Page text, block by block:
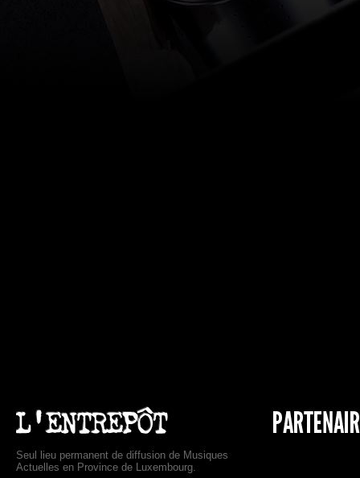
Seul lieu permanent de diffusion de Musiques
Actuelles en Province de Luxembourg.